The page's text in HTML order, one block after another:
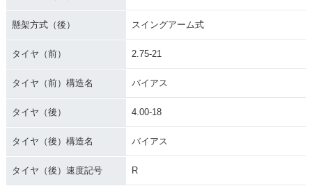
懸架方式（後） スイングアーム式
タイヤ（前） 2.75-21
タイヤ（前）構造名 バイアス
タイヤ（後） 4.00-18
タイヤ（後）構造名 バイアス
タイヤ（後）速度記号 R